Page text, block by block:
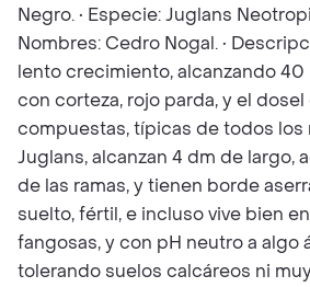
Negro. • Especie: Juglans
Nombres: Cedro Nogal. •
lento crecimiento, alcanzando 40
con corteza, rojo parda, y el dosel
compuestas, típicas de todos los
Juglans, alcanzan 4 dm de largo,
de las ramas, y tienen borde
suelto, fértil, e incluso vive bien
fangosas, y con pH neutro a algo
tolerando suelos calcáreos ni